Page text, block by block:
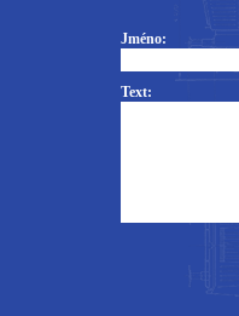
Jméno:
Text: